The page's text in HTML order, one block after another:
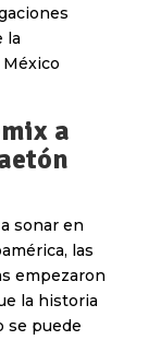
la
a
sonar en
las
empezaron
la historia
se puede